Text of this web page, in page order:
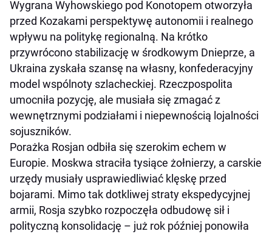
Wygrana Wyhowskiego pod Konotopem otworzyła
przed Kozakami perspektywę autonomii i realnego
wpływu na politykę regionalną. Na krótko
przywrócono stabilizację w środkowym Dnieprze, a
Ukraina zyskała szansę na własny, konfederacyjny
model wspólnoty szlacheckiej. Rzeczpospolita
umocniła pozycję, ale musiała się zmagać z
wewnętrznymi podziałami i niepewnością lojalności
sojuszników.
Porażka Rosjan odbiła się szerokim echem w
Europie. Moskwa straciła tysiące żołnierzy, a carskie
urzędy musiały usprawiedliwiać klęskę przed
bojarami. Mimo tak dotkliwej straty ekspedycyjnej
armii, Rosja szybko rozpoczęła odbudowę sił i
polityczną konsolidację – już rok później ponowiła